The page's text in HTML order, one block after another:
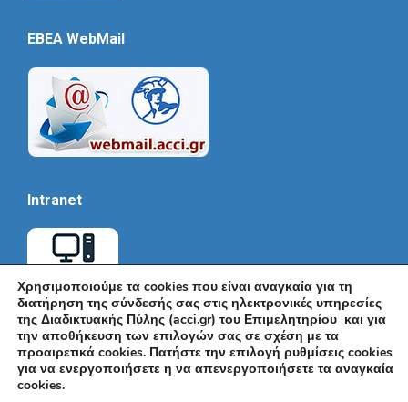
EBEA WebMail
Intranet
© Εμπορικό και Βιομηχανικό Επιμελητήριο Αθηνών 2026 |
Χρησιμοποιούμε τα cookies που είναι αναγκαία για τη
διατήρηση της σύνδεσής σας στις ηλεκτρονικές υπηρεσίες
της Διαδικτυακής Πύλης (acci.gr) του Επιμελητηρίου και για
την αποθήκευση των επιλογών σας σε σχέση με τα
προαιρετικά cookies. Πατήστε την επιλογή ρυθμίσεις cookies
για να ενεργοποιήσετε η να απενεργοποιήσετε τα αναγκαία
cookies.